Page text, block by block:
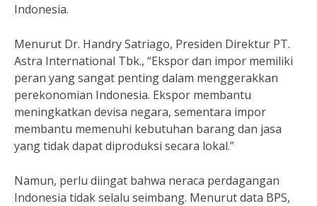
Indonesia.
Menurut Dr. Handry Satriago, Presiden Direktur PT.
Astra International Tbk., “Ekspor dan impor memiliki
peran yang sangat penting dalam menggerakkan
perekonomian Indonesia. Ekspor membantu
meningkatkan devisa negara, sementara impor
membantu memenuhi kebutuhan barang dan jasa
yang tidak dapat diproduksi secara lokal.”
Namun, perlu diingat bahwa neraca perdagangan
Indonesia tidak selalu seimbang. Menurut data BPS,